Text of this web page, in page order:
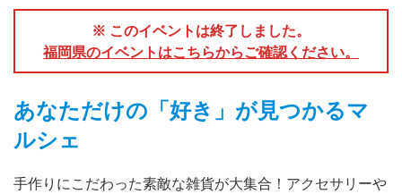
※ このイベントは終了しました。
福岡県のイベントはこちらからご確認ください。
あなただけの「好き」が見つかるマ
ルシェ
手作りにこだわった素敵な雑貨が大集合！アクセサリーや